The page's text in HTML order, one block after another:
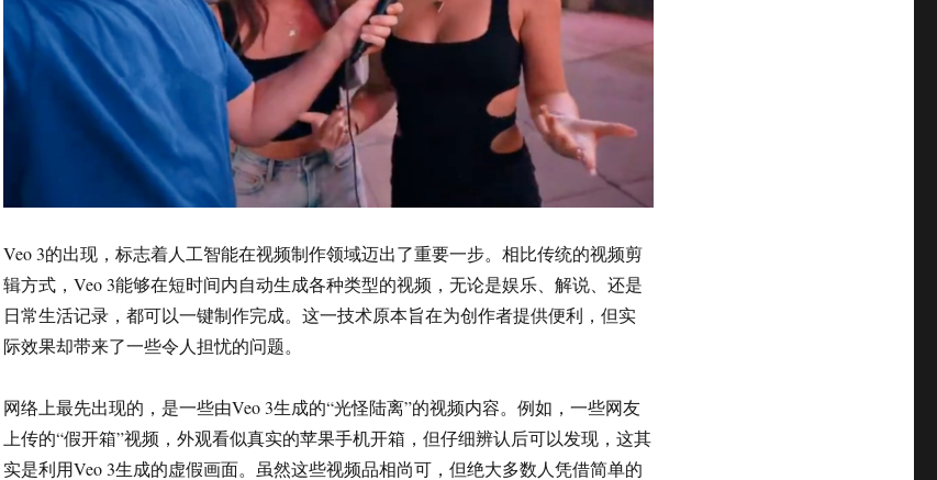
Veo 3的出现，标志着人工智能在视频制作领域迈出了重要一步。相比传统的视频剪
辑方式，Veo 3能够在短时间内自动生成各种类型的视频，无论是娱乐、解说、还是
日常生活记录，都可以一键制作完成。这一技术原本旨在为创作者提供便利，但实
际效果却带来了一些令人担忧的问题。
网络上最先出现的，是一些由Veo 3生成的“光怪陆离”的视频内容。例如，一些网友
上传的“假开箱”视频，外观看似真实的苹果手机开箱，但仔细辨认后可以发现，这其
实是利用Veo 3生成的虚假画面。虽然这些视频品相尚可，但绝大多数人凭借简单的